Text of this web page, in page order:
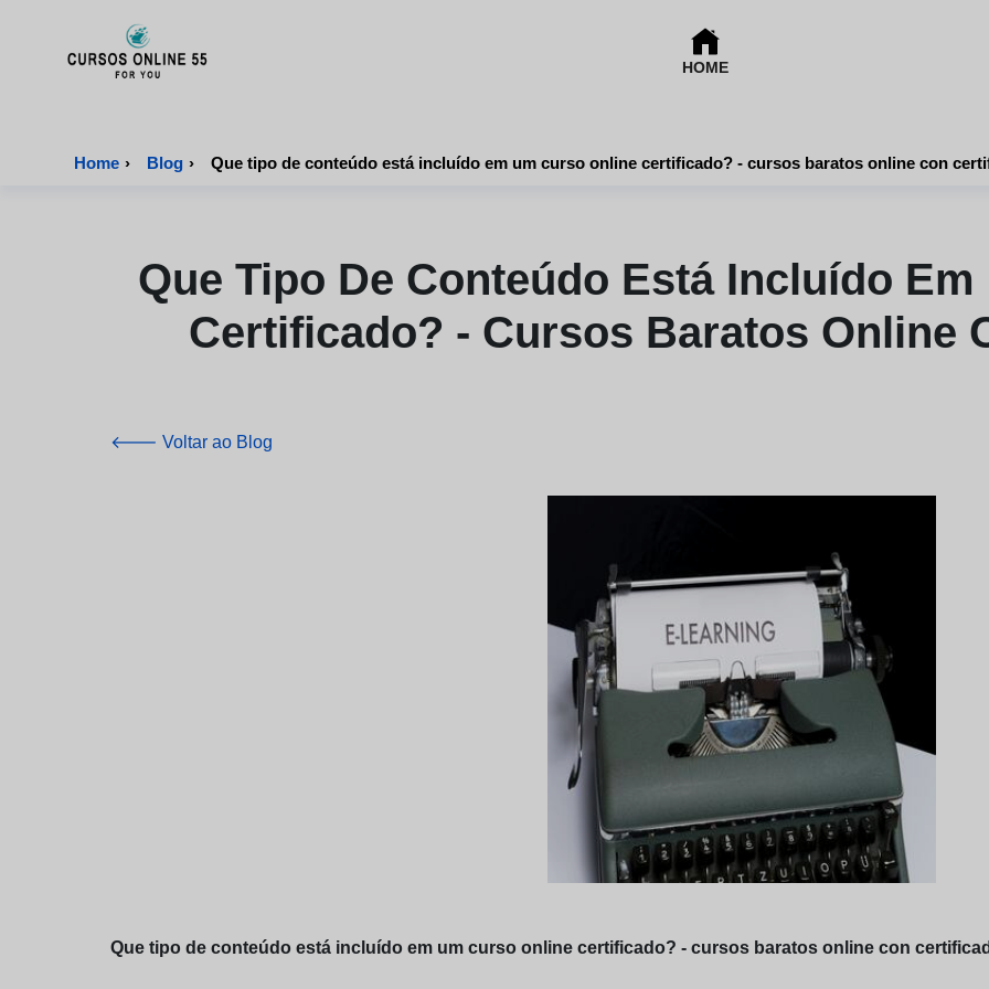
HOME
Home › Blog › Que tipo de conteúdo está incluído em um curso online certificado? - cursos baratos
Que Tipo De Conteúdo Está Incluído
Certificado? - Cursos Baratos Online
🡐 Voltar ao Blog
Que tipo de conteúdo está incluído em um curso online certificado? - cursos baratos online con